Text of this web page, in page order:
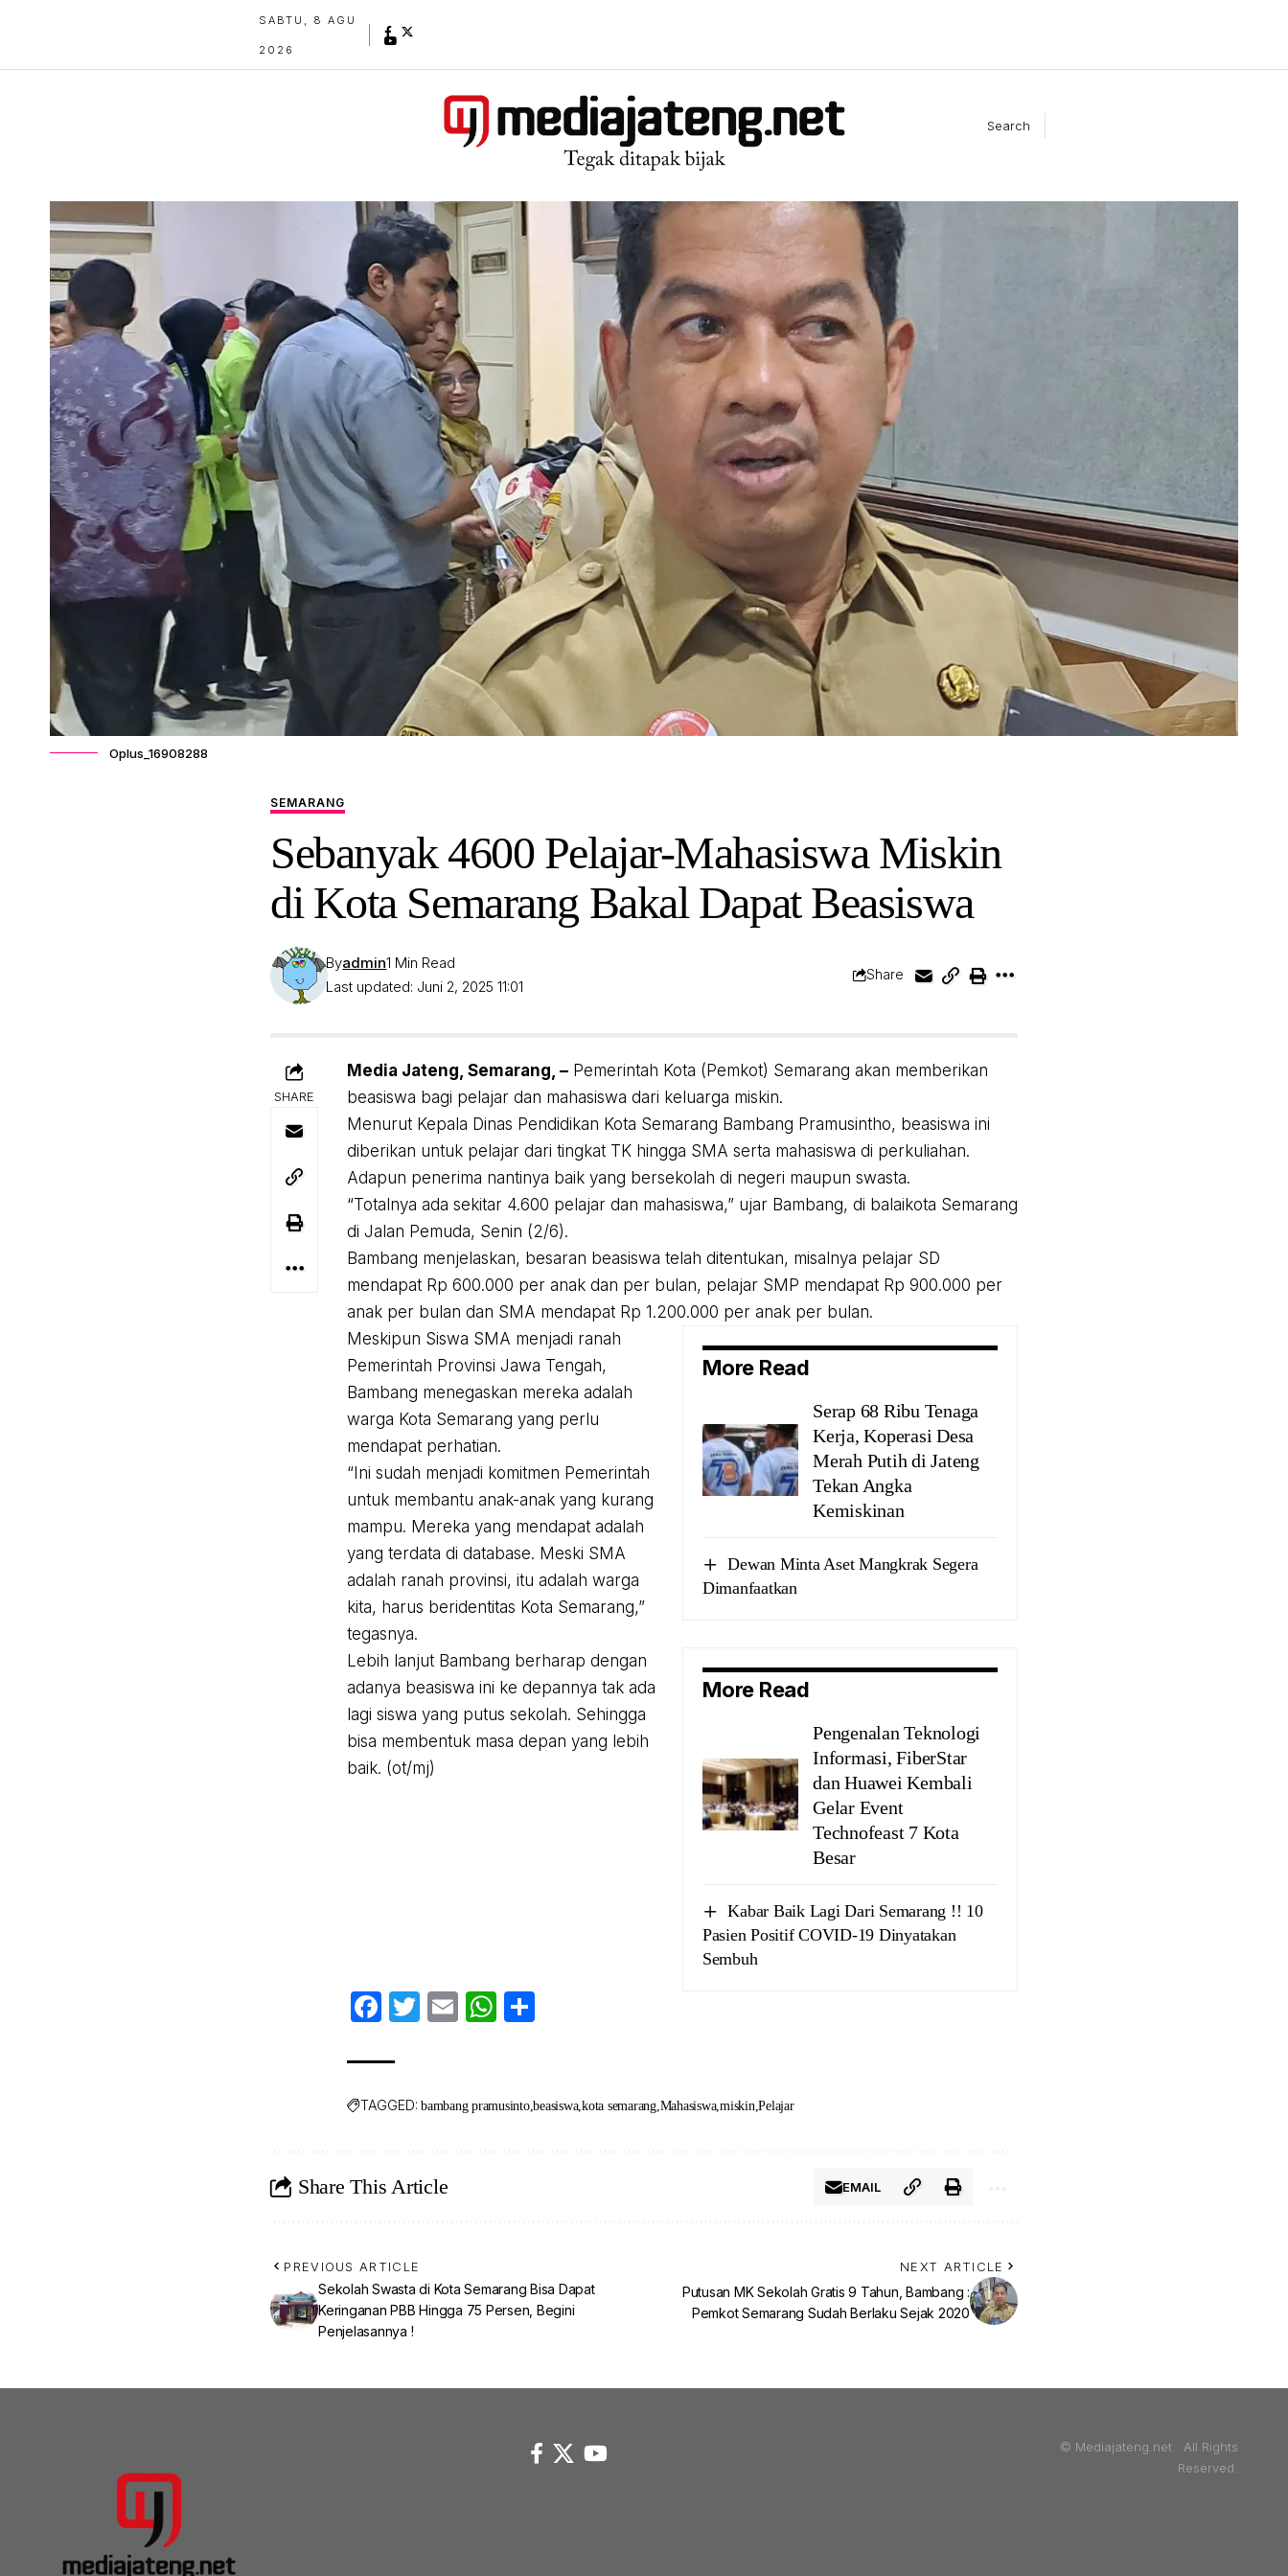
SABTU, 8 AGU
2026
Search
Oplus_16908288
SEMARANG
Sebanyak 4600 Pelajar-Mahasiswa Miskin
di Kota Semarang Bakal Dapat Beasiswa
Last updated: Juni 2, 2025 11:01
Byadmin1 Min Read
Share
SHARE
Media Jateng, Semarang, – Pemerintah Kota (Pemkot) Semarang akan memberikan
beasiswa bagi pelajar dan mahasiswa dari keluarga miskin.
Menurut Kepala Dinas Pendidikan Kota Semarang Bambang Pramusintho, beasiswa ini
diberikan untuk pelajar dari tingkat TK hingga SMA serta mahasiswa di perkuliahan.
Adapun penerima nantinya baik yang bersekolah di negeri maupun swasta.
“Totalnya ada sekitar 4.600 pelajar dan mahasiswa,” ujar Bambang, di balaikota Semarang
di Jalan Pemuda, Senin (2/6).
Bambang menjelaskan, besaran beasiswa telah ditentukan, misalnya pelajar SD
mendapat Rp 600.000 per anak dan per bulan, pelajar SMP mendapat Rp 900.000 per
anak per bulan dan SMA mendapat Rp 1.200.000 per anak per bulan.
More Read
Serap 68 Ribu Tenaga
Kerja, Koperasi Desa
Merah Putih di Jateng
Tekan Angka
Kemiskinan
Dewan Minta Aset Mangkrak Segera
Dimanfaatkan
Meskipun Siswa SMA menjadi ranah
Pemerintah Provinsi Jawa Tengah,
Bambang menegaskan mereka adalah
warga Kota Semarang yang perlu
mendapat perhatian.
“Ini sudah menjadi komitmen Pemerintah
untuk membantu anak-anak yang kurang
mampu. Mereka yang mendapat adalah
yang terdata di database. Meski SMA
adalah ranah provinsi, itu adalah warga
kita, harus beridentitas Kota Semarang,”
tegasnya.
More Read
Pengenalan Teknologi
Informasi, FiberStar
dan Huawei Kembali
Gelar Event
Technofeast 7 Kota
Besar
Kabar Baik Lagi Dari Semarang !! 10
Pasien Positif COVID-19 Dinyatakan
Sembuh
Lebih lanjut Bambang berharap dengan
adanya beasiswa ini ke depannya tak ada
lagi siswa yang putus sekolah. Sehingga
bisa membentuk masa depan yang lebih
baik. (ot/mj)
Facebook
Twitter
EmailWhatsApp
TAGGED: bambang pramusinto beasiswa kota semarang Mahasiswa miskin Pelajar
Share This Article EMAIL
PREVIOUS ARTICLE
Sekolah Swasta di Kota Semarang Bisa Dapat
Keringanan PBB Hingga 75 Persen, Begini
Penjelasannya !
NEXT ARTICLE
Putusan MK Sekolah Gratis 9 Tahun, Bambang :
Pemkot Semarang Sudah Berlaku Sejak 2020
© Mediajateng.net. All Rights
Reserved.